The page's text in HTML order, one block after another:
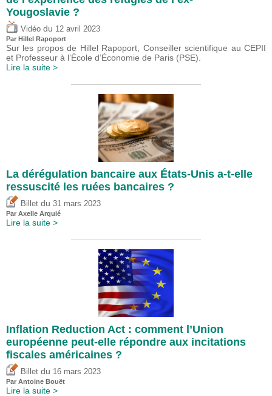
Yougoslavie ?
Vidéo du 12 avril 2023
Par Hillel Rapoport
Sur les propos de Hillel Rapoport, Conseiller scientifique au CEPII
et Professeur à l’École d’Économie de Paris (PSE).
Lire la suite >
La dérégulation bancaire aux États-Unis a-t-elle
ressuscité les ruées bancaires ?
Billet du 31 mars 2023
Par Axelle Arquié
Lire la suite >
Inflation Reduction Act : comment l’Union
européenne peut-elle répondre aux incitations
fiscales américaines ?
Billet du 16 mars 2023
Par Antoine Bouët
Lire la suite >